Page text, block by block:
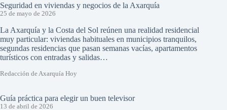
Seguridad en viviendas y negocios de la Axarquía
25 de mayo de 2026
La Axarquía y la Costa del Sol reúnen una realidad residencial
muy particular: viviendas habituales en municipios tranquilos,
segundas residencias que pasan semanas vacías, apartamentos
turísticos con entradas y salidas…
Redacción de Axarquía Hoy
Guía práctica para elegir un buen televisor
13 de abril de 2026